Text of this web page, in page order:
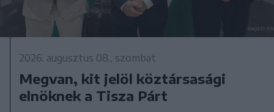
2026. augusztus 08., szombat
Megvan, kit jelöl köztársasági
elnöknek a Tisza Párt